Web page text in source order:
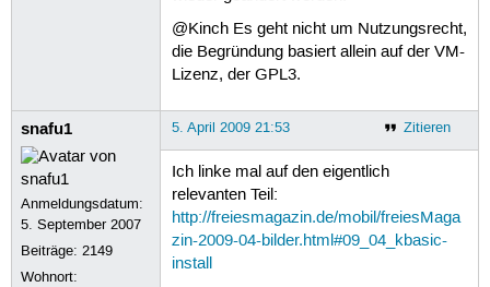
@Kinch Es geht nicht um Nutzungsrecht,
die Begründung basiert allein auf der VM-
Lizenz, der GPL3.
snafu1
Anmeldungsdatum:
5. September 2007
Beiträge:2149
Wohnort:
Zitieren
5. April 2009 21:53
Ich linke mal auf den eigentlich
relevanten Teil:
http://freiesmagazin.de/mobil/freiesMaga
zin-2009-04-bilder.html#09_04_kbasic-
install